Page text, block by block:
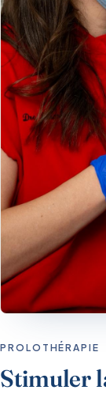
PROLOTHÉRAPIE
Stimuler